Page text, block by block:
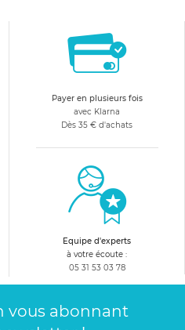
Payer en plusieurs fois
avec Klarna
Dès 35 € d'achats
Equipe d'experts
à votre écoute :
05 31 53 03 78
vous abonnant